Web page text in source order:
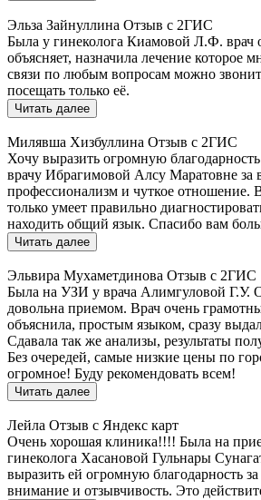
Эльза Зайнуллина Отзыв с 2ГИС
Была у гинеколога Киамовой Л.Ф. врач
объясняет, назначила лечение которое
связи по любым вопросам можно
посещать только её.
Читать далее
Милявша Хизбуллина Отзыв с 2ГИС
Хочу выразить огромную
врачу Ибрагимовой Алсу Маратовне за
профессионализм и чуткое отношение.
только умеет правильно
находить общий язык. Спасибо вам
Читать далее
Эльвира Мухаметдинова Отзыв с 2ГИС
Была на УЗИ у врача Алимгуловой Г.У.
довольна приемом. Врач очень
объяснила, простым языком, сразу
Сдавала так же анализы, результаты
Без очередей, самые низкие цены по
огромное! Буду рекомендовать всем!
Читать далее
Лейла Отзыв с Яндекс карт
Очень хорошая клиника!!!! Была на
гинеколога Хасановой Гульнары
выразить ей огромную благодарность
внимание и отзывчивость. Это